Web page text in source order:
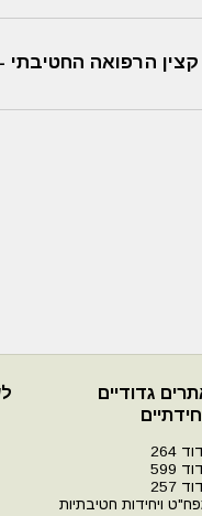
הרפואה החטיבתי
גדודיים
264
599
257
ויחידות חטיבתיות